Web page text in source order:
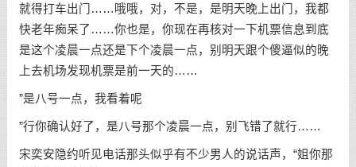
就得打车出门……哦哦，对，不是，是明天晚上出门，我都
快老年痴呆了……你也是，你现在再核对一下机票信息到底
是这个凌晨一点还是下个凌晨一点，别明天跟个傻逼似的晚
上去机场发现机票是前一天的……
”是八号一点，我看着呢
”行你确认好了，是八号那个凌晨一点，别飞错了就行……
宋奕安隐约听见电话那头似乎有不少男人的说话声，“姐你那